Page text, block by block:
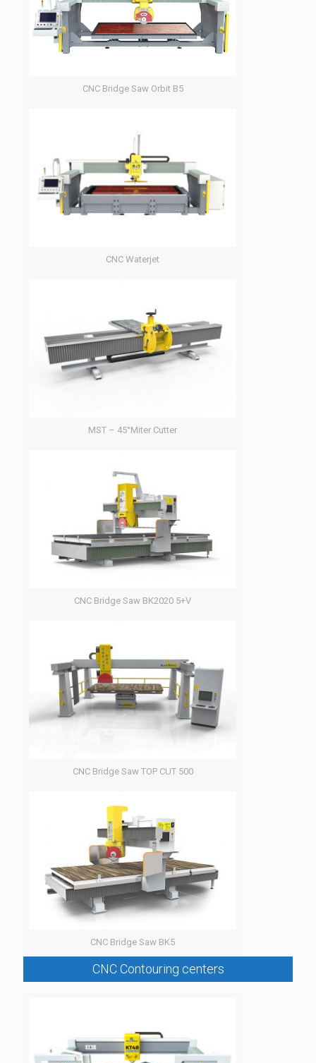
CNC Bridge Saw Orbit B5
CNC Waterjet
MST – 45°Miter Cutter
CNC Bridge Saw BK2020 5+V
CNC Bridge Saw TOP CUT 500
CNC Bridge Saw BK5
CNC Contouring centers